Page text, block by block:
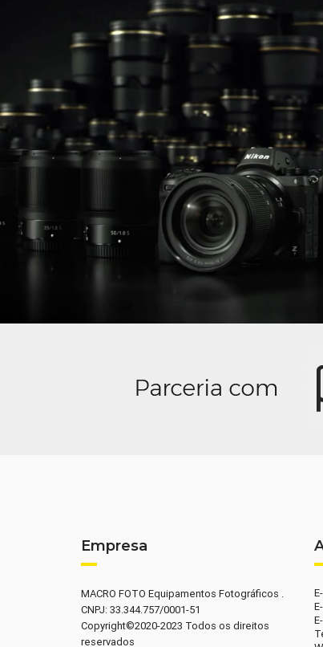
Empresa
MACRO FOTO Equipamentos Fotográficos .
CNPJ: 33.344.757/0001-51
Copyright©2020-2023 Todos os direitos
reservados